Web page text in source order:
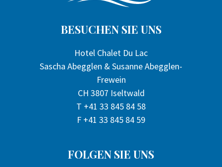
BESUCHEN SIE UNS
Hotel Chalet Du Lac
Sascha Abegglen & Susanne Abegglen-
Frewein
CH 3807 Iseltwald
T +41 33 845 84 58
F +41 33 845 84 59
FOLGEN SIE UNS